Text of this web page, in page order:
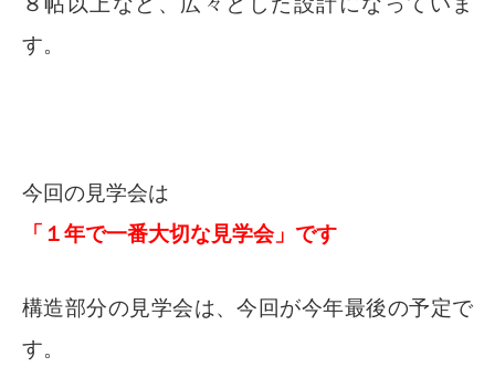
す。
今回の見学会は
「１年で一番大切な見学会」です
構造部分の見学会は、今回が今年最後の予定で
す。